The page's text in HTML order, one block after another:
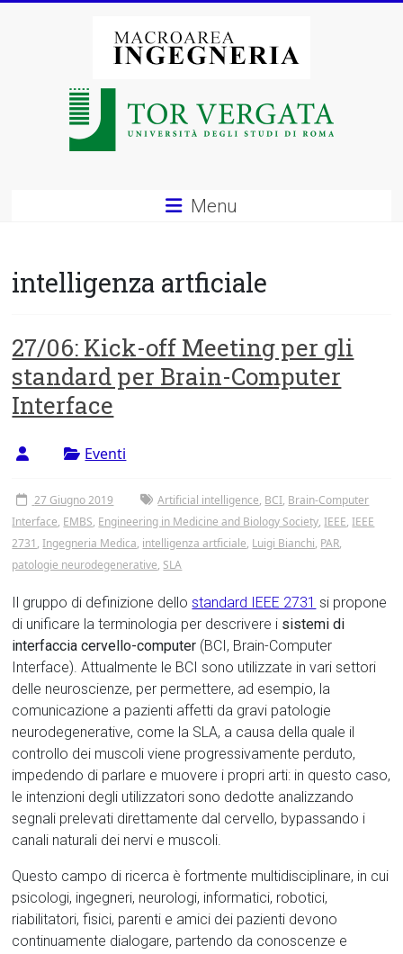
Macroarea
degli
di
Roma
Tor
Vergata
Menu
intelligenza artficiale
27/06: Kick-off Meeting per gli
standard per Brain-Computer
Interface
Eventi
27 Giugno 2019 Artificial intelligence, BCI, Brain-Computer
Interface, EMBS, Engineering in Medicine and Biology Society,IEEE,IEEE
2731 ,Ingegneria Medica, intelligenza artficiale, Luigi Bianchi, PAR,
patologie neurodegenerative, SLA
Il gruppo di definizione dellostandard IEEE 2731 si propone
di unificare la terminologia per descrivere i sistemi di
interfaccia cervello-computer (BCI, Brain-Computer
Interface). Attualmente le BCI sono utilizzate in vari settori
delle neuroscienze, per permettere, ad esempio, la
comunicazione a pazienti affetti da gravi patologie
neurodegenerative, come la SLA, a causa della quale il
controllo dei muscoli viene progressivamente perduto,
impedendo di parlare e muovere i propri arti: in questo caso,
le intenzioni degli utilizzatori sono dedotte analizzando
segnali prelevati direttamente dal cervello, bypassando i
canali naturali dei nervi e muscoli.
Questo campo di ricerca è fortmente multidisciplinare, in cui
psicologi, ingegneri, neurologi, informatici, robotici,
riabilitatori, fisici, parenti e amici dei pazienti devono
continuamente dialogare, partendo da conoscenze e